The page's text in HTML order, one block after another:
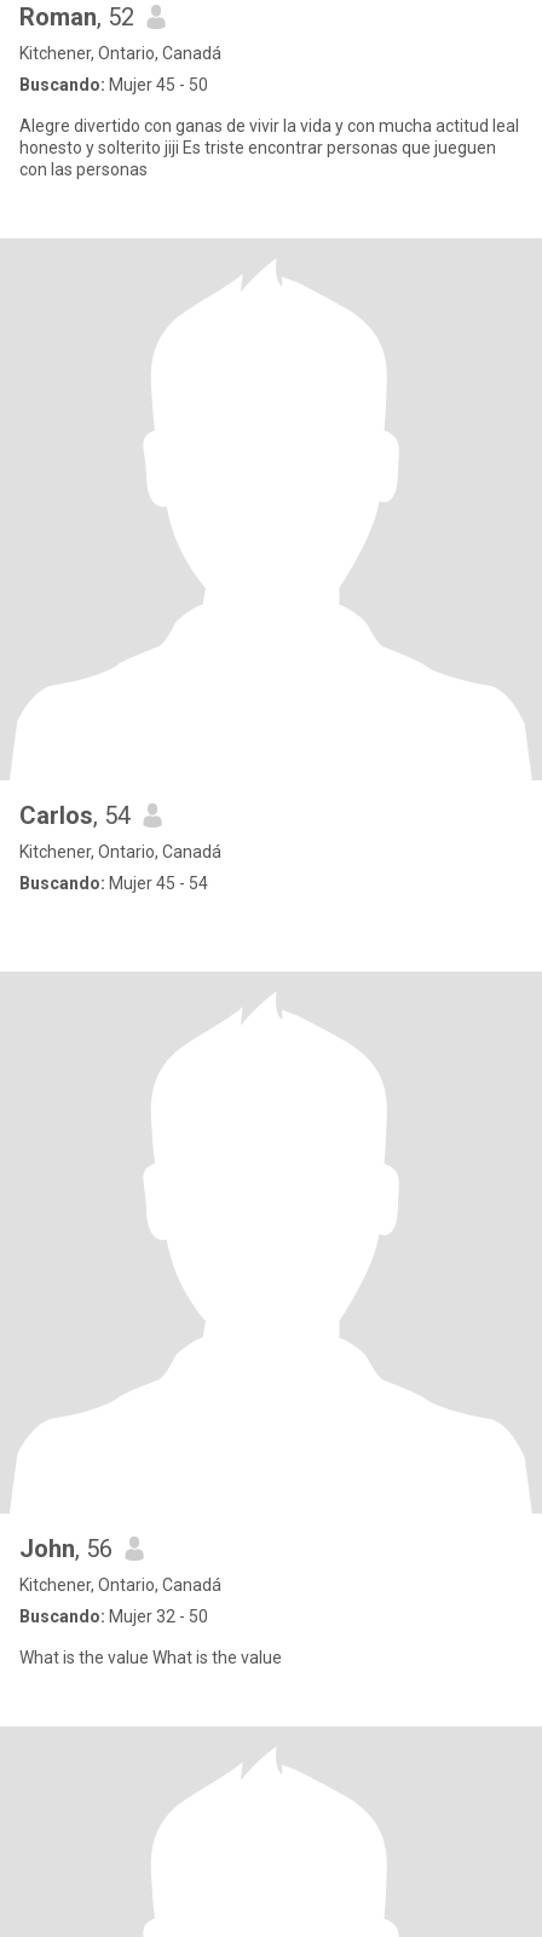
Roman, 52
Kitchener, Ontario, Canadá
Buscando: Mujer 45 - 50
Alegre divertido con ganas de vivir la vida y con mucha actitud leal
honesto y solterito jiji Es triste encontrar personas que jueguen
con las personas
Carlos, 54
Kitchener, Ontario, Canadá
Buscando: Mujer 45 - 54
John, 56
Kitchener, Ontario, Canadá
Buscando: Mujer 32 - 50
What is the value What is the value